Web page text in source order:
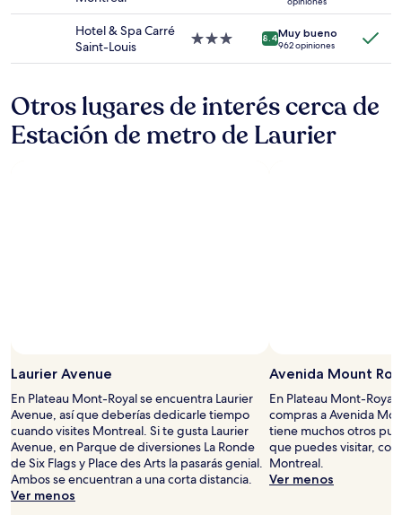
a
términos
estrellas
Hotel & Spa Carré
Saint-Louis
Propiedad
8.4Muy bueno
962 opiniones
Otros lugares de interés cerca de
Estación de metro de Laurier
Laurier Avenue
En Plateau Mont-Royal se encuentra Laurier
Avenue, así que deberías dedicarle tiempo
cuando visites Montreal. Si te gusta Laurier
Avenue, en Parque de diversiones La Ronde
de Six Flags y Place des Arts la pasarás genial.
Ambos se encuentran a una corta distancia.
Ver menos
Avenida Mount
En Plateau Mont-
compras a Avenida
tiene muchos otros
que puedes visitar,
Montreal.
Ver menos